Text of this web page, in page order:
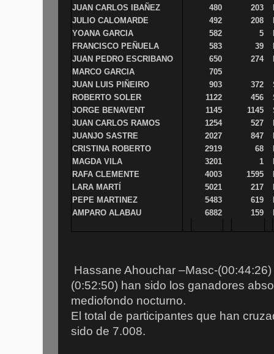
JUAN CARLOS IBAÑEZ
480 203
JULIO CALOMARDE
492 208
YOANA GARCIA
582 5
FRANCISCO PEÑUELA
583 39
JUAN PEDRO ESCRIBANO
650 274
MARCO GARCIA
705
JUAN LUIS PIÑEIRO
903 372
ROBERTO SOLER
1122 456
JORGE BENAVENT
1145 1145
JUAN CARLOS RAMOS
1254 527
JUANJO SASTRE
2027 847
CRISTINA ROBERTO
2919 68
MAGDA VILA
3201 1
RAFA CLEMENTE
4003 1595
LARA MARTÍ
5021 217
PEPE MARTINEZ
5483 619
AMPARO ALABAU
6882 159
Hassane Ahouchar –Masc-
(0:52:50) han sido los ganadores
mediofondo nocturno.
El total de participantes que han
sido de 7.008.